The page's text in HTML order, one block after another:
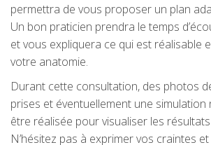
permettra de vous proposer un plan
Un bon praticien prendra le temps
et vous expliquera ce qui est réalisable
votre anatomie.
Durant cette consultation, des photos
prises et éventuellement une
être réalisée pour visualiser les
N’hésitez pas à exprimer vos craintes